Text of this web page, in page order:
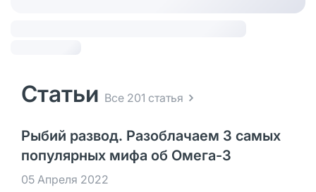
Статьи Все 201 статья
Рыбий развод. Разоблачаем 3 самых
популярных мифа об Омега-3
05 Апреля 2022